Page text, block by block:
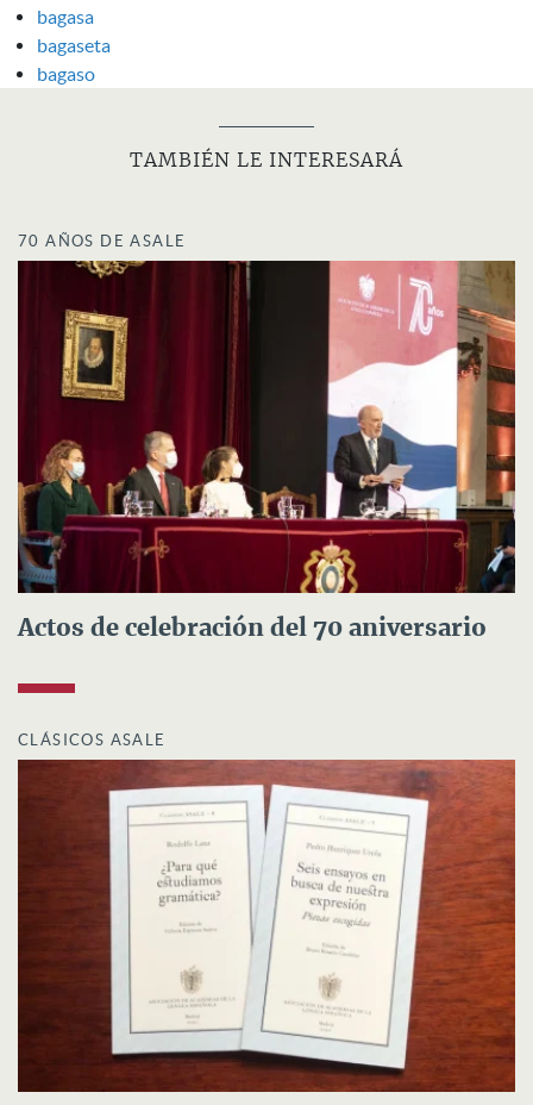
bagasa
bagaseta
bagaso
TAMBIÉN LE INTERESARÁ
70 AÑOS DE ASALE
Actos de celebración del 70 aniversario
CLÁSICOS ASALE